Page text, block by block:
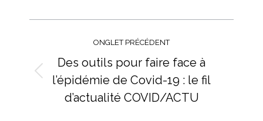
commentaire
ONGLET PRÉCÉDENT
Onglet
précédent
Des outils pour faire face à
l’épidémie de Covid-19 : le fil
d’actualité COVID/ACTU